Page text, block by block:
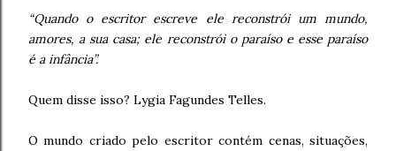
“Quando o escritor escreve ele reconstrói um mundo,
amores, a sua casa; ele reconstrói o paraíso e esse paraíso
é a infância”.
Quem disse isso? Lygia Fagundes Telles.
O mundo criado pelo escritor contém cenas, situações,